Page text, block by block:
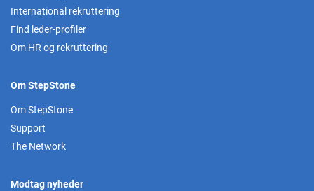
International rekruttering
Find leder-profiler
Om HR og rekruttering
Om StepStone
Om StepStone
Support
The Network
Modtag nyheder